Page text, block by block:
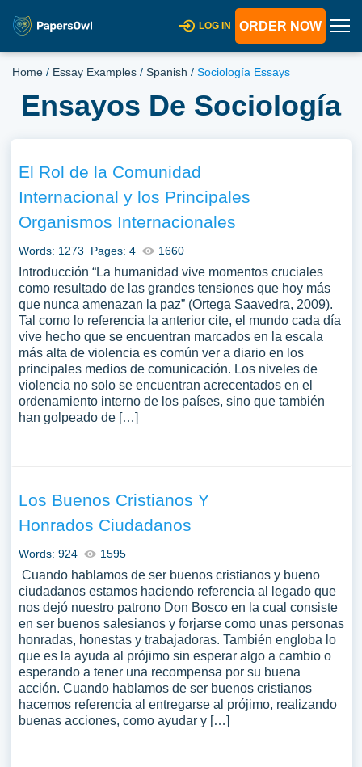
LOG IN ORDER NOW
Home / Essay Examples / Spanish / Sociología Essays
Ensayos De Sociología
El Rol de la Comunidad
Internacional y los Principales
Organismos Internacionales
Words: 1273 Pages: 4 1660
Introducción “La humanidad vive momentos cruciales
como resultado de las grandes tensiones que hoy más
que nunca amenazan la paz” (Ortega Saavedra, 2009).
Tal como lo referencia la anterior cite, el mundo cada día
vive hecho que se encuentran marcados en la escala
más alta de violencia es común ver a diario en los
principales medios de comunicación. Los niveles de
violencia no solo se encuentran acrecentados en el
ordenamiento interno de los países, sino que también
han golpeado de […]
Los Buenos Cristianos Y
Honrados Ciudadanos
Words: 924 1595
Cuando hablamos de ser buenos cristianos y bueno
ciudadanos estamos haciendo referencia al legado que
nos dejó nuestro patrono Don Bosco en la cual consiste
en ser buenos salesianos y forjarse como unas personas
honradas, honestas y trabajadoras. También engloba lo
que es la ayuda al prójimo sin esperar algo a cambio o
esperando a tener una recompensa por su buena
acción. Cuando hablamos de ser buenos cristianos
hacemos referencia al entregarse al prójimo, realizando
buenas acciones, como ayudar y […]